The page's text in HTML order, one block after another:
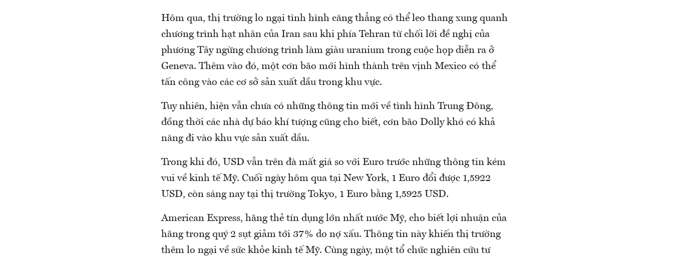
Hôm qua, thị trường lo ngại tình hình căng thẳng có thể leo thang xung quanh
chương trình hạt nhân của Iran sau khi phía Tehran từ chối lời đề nghị của
phương Tây ngừng chương trình làm giàu uranium trong cuộc họp diễn ra ở
Geneva. Thêm vào đó, một cơn bão mới hình thành trên vịnh Mexico có thể
tấn công vào các cơ sở sản xuất dầu trong khu vực.
Tuy nhiên, hiện vẫn chưa có những thông tin mới về tình hình Trung Đông,
đồng thời các nhà dự báo khí tượng cũng cho biết, cơn bão Dolly khó có khả
năng đi vào khu vực sản xuất dầu.
Trong khi đó, USD vẫn trên đà mất giá so với Euro trước những thông tin kém
vui về kinh tế Mỹ. Cuối ngày hôm qua tại New York, 1 Euro đổi được 1,5922
USD, còn sáng nay tại thị trường Tokyo, 1 Euro bằng 1,5925 USD.
American Express, hãng thẻ tín dụng lớn nhất nước Mỹ, cho biết lợi nhuận của
hãng trong quý 2 sụt giảm tới 37% do nợ xấu. Thông tin này khiến thị trường
thêm lo ngại về sức khỏe kinh tế Mỹ. Cùng ngày, một tổ chức nghiên cứu tư